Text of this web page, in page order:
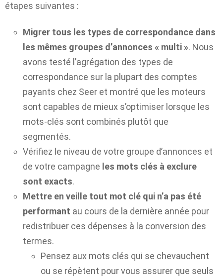
étapes suivantes :
Migrer tous les types de correspondance dans
les mêmes groupes d’annonces « multi ». Nous
avons testé l’agrégation des types de
correspondance sur la plupart des comptes
payants chez Seer et montré que les moteurs
sont capables de mieux s’optimiser lorsque les
mots-clés sont combinés plutôt que
segmentés.
Vérifiez le niveau de votre groupe d’annonces et
de votre campagne les mots clés à exclure
sont exacts.
Mettre en veille tout mot clé qui n’a pas été
performant au cours de la dernière année pour
redistribuer ces dépenses à la conversion des
termes.
Pensez aux mots clés qui se chevauchent
ou se répètent pour vous assurer que seuls